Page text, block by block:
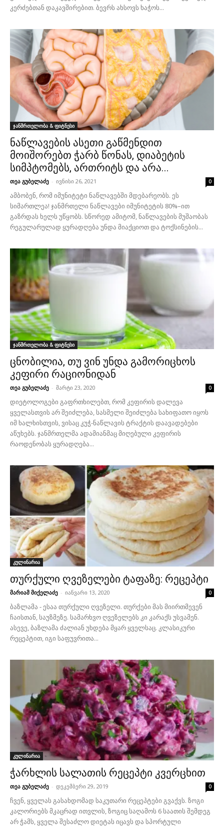
კერძებთან დაკავშირებით. ბევრს ახსოვს ხაჭოს...
ჯანმრთელობა & ფიტნესი
ნაწლავების ასეთი გაწმენდით
მოიშორებთ ჭარბ წონას, დიაბეტის
სიმპტომებს, ართრიტს და არა...
თეა გუბელაძე - ივნისი 26, 2021 0
ამბობენ, რომ იმუნიტეტი ნაწლავებში მდებარეობს. ეს
სიმართლეა! ჯანმრთელი ნაწლავები იმუნიტეტის 80%–ით
გაზრდას ხელს უწყობს. სწორედ ამიტომ, ნაწლავების მუშაობას
რეგულარულად ყურადღება უნდა მიაქციოთ და ტოქსინების...
ჯანმრთელობა & ფიტნესი
ცნობილია, თუ ვინ უნდა გამორიცხოს
კეფირი რაციონიდან
თეა გუბელაძე - მარტი 23, 2020 0
დიეტოლოგები გაფრთხილებთ, რომ კეფირის დალევა
ყველასთვის არ შეიძლება, სასმელი შეიძლება სახიფათო იყოს
იმ ხალხისთვის, ვისაც კუჭ-ნაწლავის ტრაქტის დაავადებები
აწუხებს. ჯანმრთელმა ადამიანმაც მიღებული კეფირის
რაოდენობას ყურადღება...
კულინარია
თურქული ღვეზელები ტაფაზე: რეცეპტი
მარიამ მიქელაძე - იანვარი 13, 2020 0
ბაზლამა - ესაა თურქული ღვეზელი. თურქები მას მიირთმევენ
ჩაისთან, საუზმეზე. სამარხვო ღვეზელებს კი კარაქს უსვამენ.
ასევე, ბაზლამა ძალიან უხდება მყარ ყველსაც. კლასიკური
რეცეპტით, იგი საფუვრითა...
კულინარია
ჭარხლის სალათის რეცეპტი კვერცხით
თეა გუბელაძე - დეკემბერი 29, 2019 0
ჩვენ, ყველას გასახდომად საკუთარი რეცეპტები გვაქვს. ზოგი
კალორიებს მკაცრად ითვლის, ზოგიც საღამოს 6 საათის შემდეგ
არ ჭამს, ყველა შესაძლო დიეტას იცავს და სპორტული